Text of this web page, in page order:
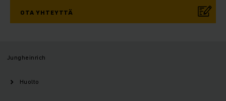
OTA YHTEYTTÄ
Jungheinrich
Huolto